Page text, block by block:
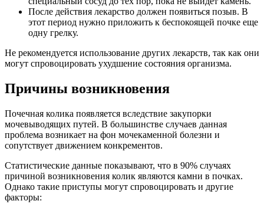
После действия лекарство должен появиться позыв. В
этот период нужно приложить к беспокоящей почке еще
одну грелку.
Не рекомендуется использование других лекарств, так как они
могут спровоцировать ухудшение состояния организма.
Причины возникновения
Почечная колика появляется вследствие закупорки
мочевыводящих путей. В большинстве случаев данная
проблема возникает на фон мочекаменной болезни и
сопутствует движением конкрементов.
Статистические данные показывают, что в 90% случаях
причиной возникновения колик являются камни в почках.
Однако такие приступы могут спровоцировать и другие
факторы: